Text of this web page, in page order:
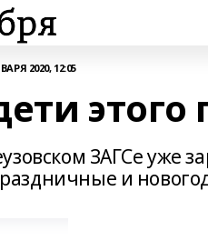
2020, 12:05
этого
ЗАГСе уже
и